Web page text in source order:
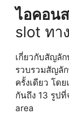
ไอคอน
slot ทา
เกี่ยวกับสัญลั
รวบรวมสัญลั
ครั้งเดียว โด
กันถึง 13 รูป
area